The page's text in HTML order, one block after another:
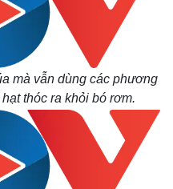
Multimedia
Video
Ảnh
E-Magazine
Infographic
mà vẫn dùng các phương
thóc ra khỏi bó rơm.